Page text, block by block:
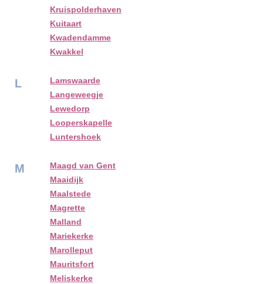
Kruispolderhaven
Kuitaart
Kwadendamme
Kwakkel
L
Lamswaarde
Langeweegje
Lewedorp
Looperskapelle
Luntershoek
M
Maagd van Gent
Maaidijk
Maalstede
Magrette
Malland
Mariekerke
Marolleput
Mauritsfort
Meliskerke